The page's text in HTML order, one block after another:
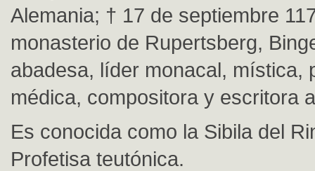
Alemania; † 17 de septiembre
monasterio de Rupertsberg,
abadesa, líder monacal, mística,
médica, compositora y escritora
Es conocida como la Sibila del
Profetisa teutónica.